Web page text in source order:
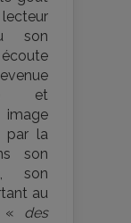
son
et
par la
son
son
au
« des